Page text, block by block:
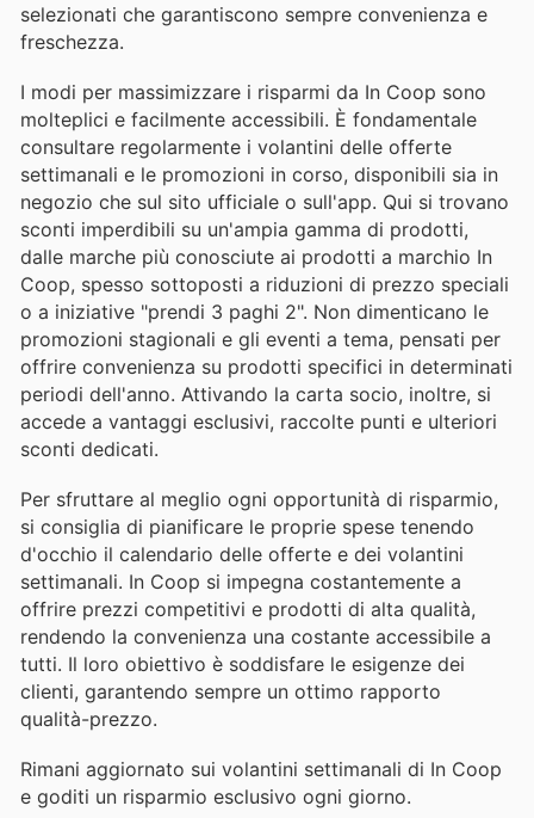
selezionati che garantiscono sempre convenienza e
freschezza.
I modi per massimizzare i risparmi da In Coop sono
molteplici e facilmente accessibili. È fondamentale
consultare regolarmente i volantini delle offerte
settimanali e le promozioni in corso, disponibili sia in
negozio che sul sito ufficiale o sull'app. Qui si trovano
sconti imperdibili su un'ampia gamma di prodotti,
dalle marche più conosciute ai prodotti a marchio In
Coop, spesso sottoposti a riduzioni di prezzo speciali
o a iniziative "prendi 3 paghi 2". Non dimenticano le
promozioni stagionali e gli eventi a tema, pensati per
offrire convenienza su prodotti specifici in determinati
periodi dell'anno. Attivando la carta socio, inoltre, si
accede a vantaggi esclusivi, raccolte punti e ulteriori
sconti dedicati.
Per sfruttare al meglio ogni opportunità di risparmio,
si consiglia di pianificare le proprie spese tenendo
d'occhio il calendario delle offerte e dei volantini
settimanali. In Coop si impegna costantemente a
offrire prezzi competitivi e prodotti di alta qualità,
rendendo la convenienza una costante accessibile a
tutti. Il loro obiettivo è soddisfare le esigenze dei
clienti, garantendo sempre un ottimo rapporto
qualità-prezzo.
Rimani aggiornato sui volantini settimanali di In Coop
e goditi un risparmio esclusivo ogni giorno.